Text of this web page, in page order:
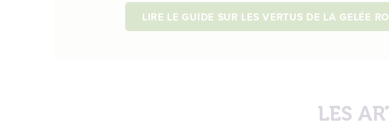
LIRE LE GUIDE SUR LES VERTUS DE LA GELÉE
LES